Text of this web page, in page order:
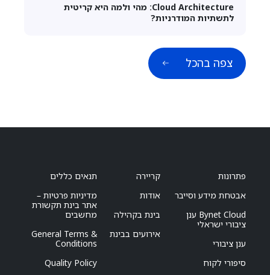
Cloud Architecture: מהי ולמה היא קריטית
לתשתיות המודרניות?
צפה בהכל
פתרונות
אבטחת מידע וסייבר
Bynet Cloud ענן
ציבורי ישראלי
ענן ציבורי
סיפורי לקוח
קריירה
אודות
בינת בקהילה
אירועים בבינת
תנאים כללים
מדיניות פרטיות –
אתר בינת תקשורת
מחשבים
General Terms &
Conditions
Quality Policy